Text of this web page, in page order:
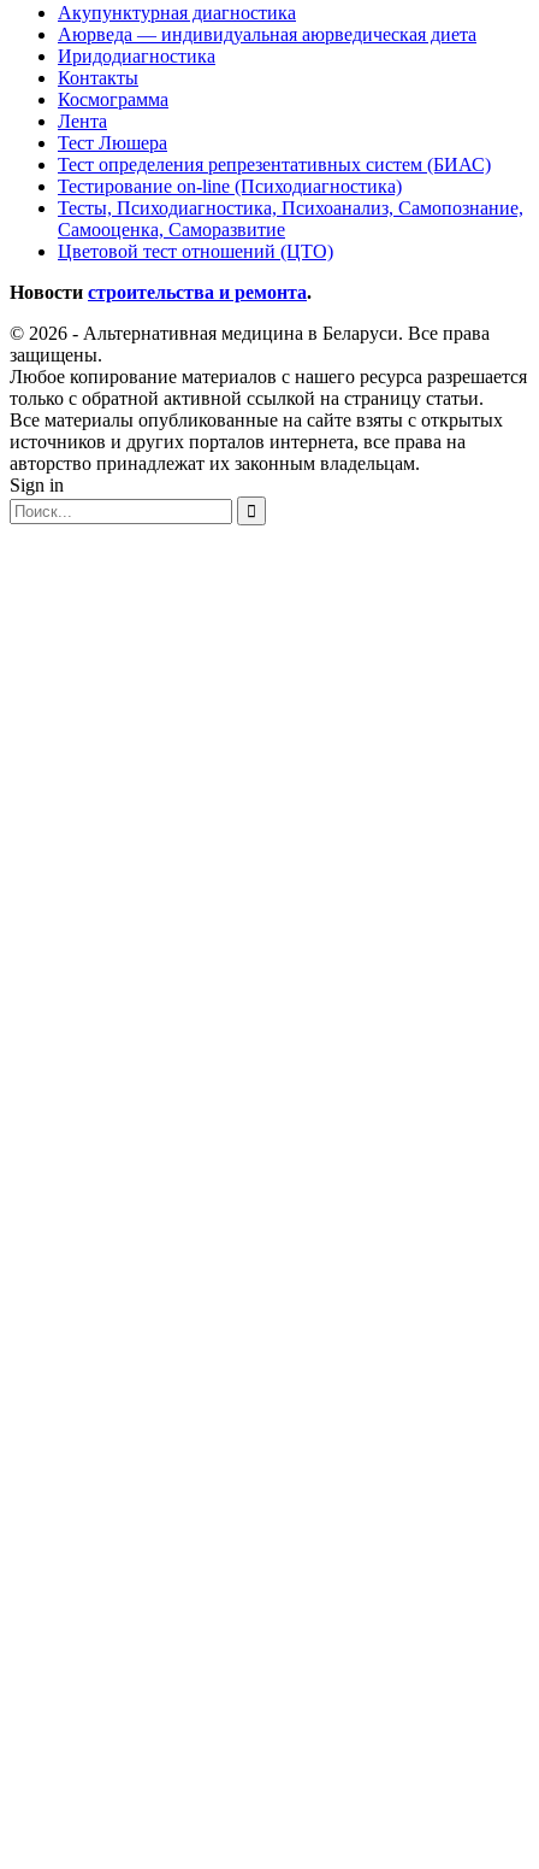
Акупунктурная диагностика
Аюрведа — индивидуальная аюрведическая диета
Иридодиагностика
Контакты
Космограмма
Лента
Тест Люшера
Тест определения репрезентативных систем (БИАС)
Тестирование on-line (Психодиагностика)
Тесты, Психодиагностика, Психоанализ, Самопознание,
Самооценка, Саморазвитие
Цветовой тест отношений (ЦТО)
Новости строительства и ремонта.
© 2026 - Альтернативная медицина в Беларуси. Все права
защищены.
Любое копирование материалов с нашего ресурса разрешается
только с обратной активной ссылкой на страницу статьи.
Все материалы опубликованные на сайте взяты с открытых
источников и других порталов интернета, все права на
авторство принадлежат их законным владельцам.
Sign in